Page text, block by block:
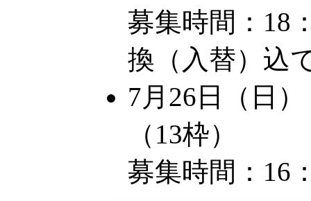
募集時間：18
換（入替）込
7月26日（日
（13枠）
募集時間：16